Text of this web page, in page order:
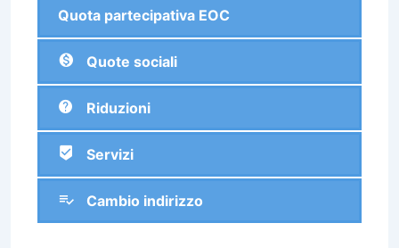
Quota partecipativa EOC
Quote sociali
Riduzioni
Servizi
Cambio indirizzo